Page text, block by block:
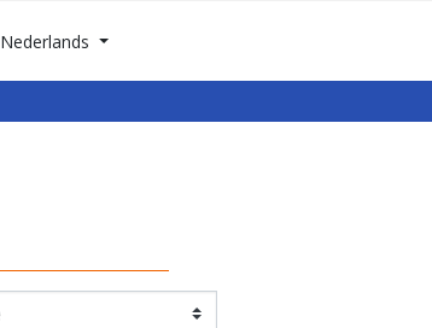
Nederlands